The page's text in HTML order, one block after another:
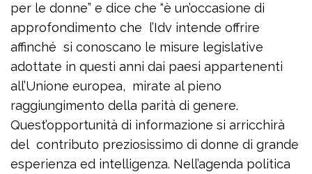
per le donne” e dice che “è un’occasione di
approfondimento che l’Idv intende offrire
affinché si conoscano le misure legislative
adottate in questi anni dai paesi appartenenti
all’Unione europea, mirate al pieno
raggiungimento della parità di genere.
Quest’opportunità di informazione si arricchirà
del contributo preziosissimo di donne di grande
esperienza ed intelligenza. Nell’agenda politica